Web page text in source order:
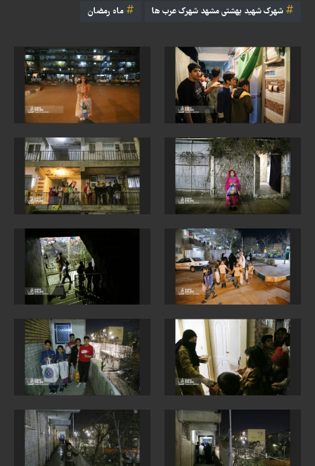
شهرک شهید بهشتی مشهد شهرک عرب ها ماه رمضان